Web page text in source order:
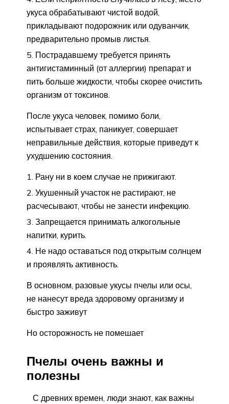
укуса обрабатывают чистой водой,
прикладывают подорожник или одуванчик,
предварительно промыв листья.
Пострадавшему требуется принять
антигистаминный (от аллергии) препарат и
пить больше жидкости, чтобы скорее очистить
организм от токсинов.
После укуса человек, помимо боли,
испытывает страх, паникует, совершает
неправильные действия, которые приведут к
ухудшению состояния.
Рану ни в коем случае не прижигают.
Укушенный участок не растирают, не
расчесывают, чтобы не занести инфекцию.
Запрещается принимать алкогольные
напитки, курить.
Не надо оставаться под открытым солнцем
и проявлять активность.
В основном, разовые укусы пчелы или осы,
не нанесут вреда здоровому организму и
быстро заживут
Но осторожность не помешает
Пчелы очень важны и
полезны
С древних времен, люди знают, как важны